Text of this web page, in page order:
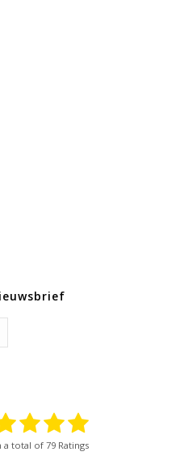
a total of 79 Ratings